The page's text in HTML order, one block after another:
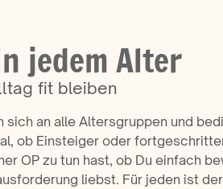
jedem Alter
fit bleiben
sich an alle Altersgruppen und
ob Einsteiger oder
OP zu tun hast, ob Du einfach
liebst. Für jeden ist